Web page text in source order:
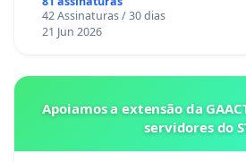
42 Assinaturas / 30 dias
21 Jun 2026
Apoiamos a extensão da
servidores do